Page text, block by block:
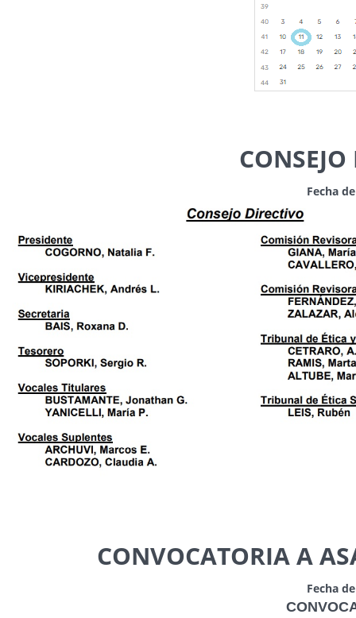
Fecha
CONVOCATORIA A
Fecha
CONVOCATORIA A